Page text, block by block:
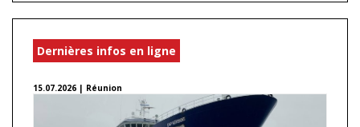
Dernières infos en ligne
15.07.2026 | Réunion